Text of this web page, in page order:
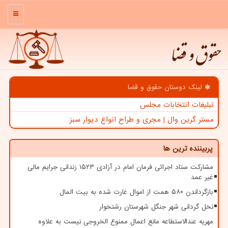
منو
حقوق و قضا
لینک دوستان حقوق و قضا
تبلیغات انتخابات مجلس
مستر گرین وال | مجری و طراح انواع دیوار سبز
پربیننده ترین ها
مشارکت ستاد اجرائی فرمان امام در آزادی ۱۵۲۳ زندانی جرایم مالی
غیر عمد
بازگرداندن ۵۸۰ همت از اموال غارت شده به بیت المال
نخل گردانی شهر جنگل شهرستان رشتخوار
مهریه عندالاستطاعه مانع اعمال ممنوع الخروجی نیست به علاوه